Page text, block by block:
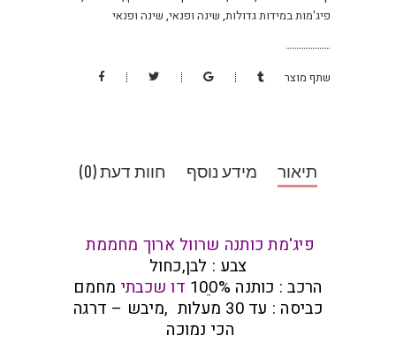
פיג'מות במידות גדולות, שינה ופנאי, שינה ופנאי
שתף מוצר
תיאור מידע נוסף חוות דעת (0)
פיג'מת כותנה שרוול ארוך מחממת
צבע : לבן,כחול
הרכב : כותנה 100ֵ%
דו שכבתי מחמם
כביסה : עד 30 מעלות ,מיבש – דרגה
הכי נמוכה